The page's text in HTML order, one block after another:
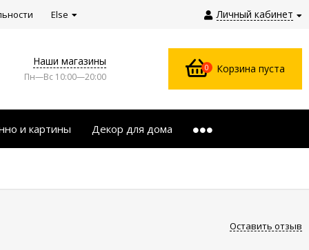
Личный кабинет
Else
Наши магазины
Пн—Вс 10:00—20:00
0 Корзина пуста
и картины Декор для дома
Оставить отзыв